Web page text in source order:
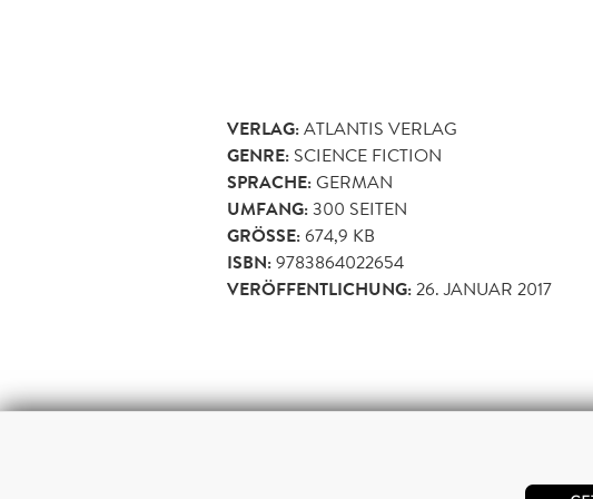
VERLAG:ATLANTIS VERLAG
GENRE: SCIENCE FICTION
SPRACHE:GERMAN
UMFANG:300 SEITEN
GRÖSSE: 674,9 KB
ISBN:9783864022654
VERÖFFENTLICHUNG:26. JANUAR 2017